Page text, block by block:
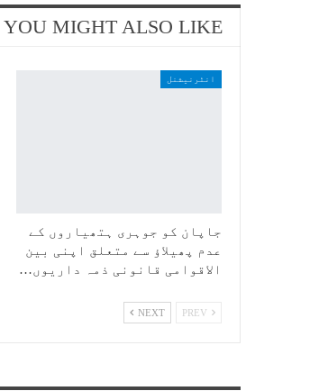
YOU MIGHT ALSO LIKE
انٹرنیشنل
جاپان کو جوہری ہتھیاروں کے
عدم پھیلاؤ سے متعلق اپنی بین
الاقوامی قانونی ذمہ داریوں…
NEXT